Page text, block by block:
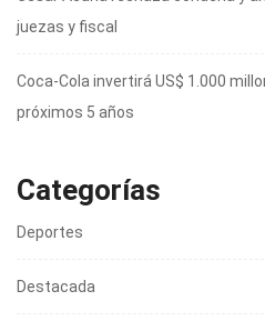
juezas y fiscal
Coca-Cola invertirá US$ 1.000
próximos 5 años
Categorías
Deportes
Destacada